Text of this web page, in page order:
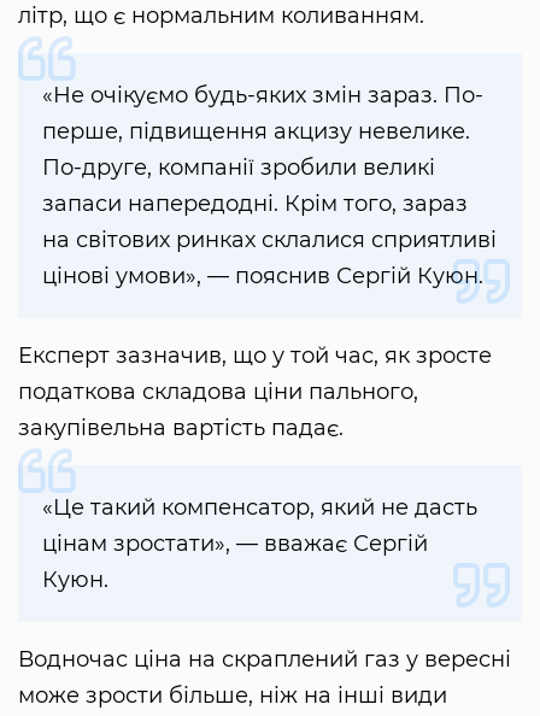
літр, що є нормальним коливанням.
«Не очікуємо будь-яких змін зараз. По-
перше, підвищення акцизу невелике.
По-друге, компанії зробили великі
запаси напередодні. Крім того, зараз
на світових ринках склалися сприятливі
цінові умови», — пояснив Сергій Куюн.
Експерт зазначив, що у той час, як зросте
податкова складова ціни пального,
закупівельна вартість падає.
«Це такий компенсатор, який не дасть
цінам зростати», — вважає Сергій
Куюн.
Водночас ціна на скраплений газ у вересні
може зрости більше, ніж на інші види